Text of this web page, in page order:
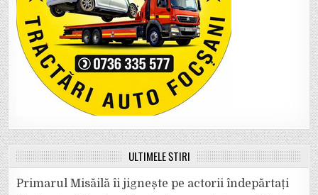
ULTIMELE ȘTIRI
Primarul Misăilă îi jignește pe actorii îndepărtați